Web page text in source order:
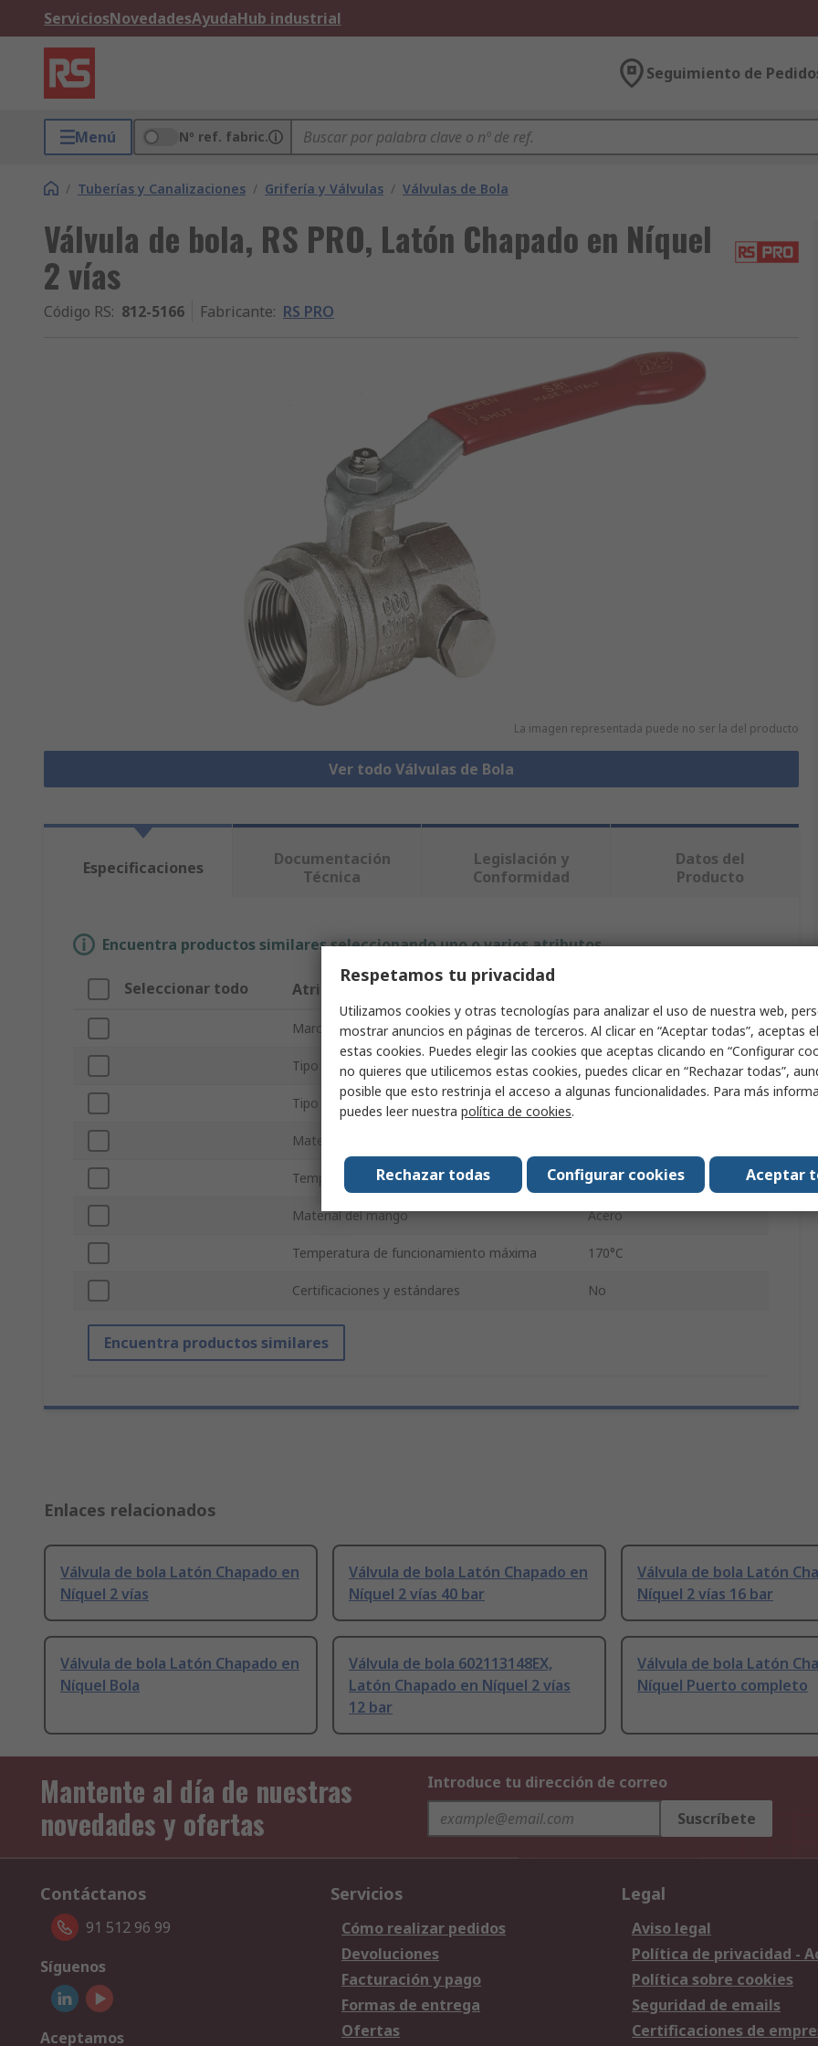
ServiciosNovedadesAyudaHub industrial
Seguimiento de
Menú Nº ref. fabric.
/ Tuberías y Canalizaciones / Grifería y Válvulas / Válvulas de Bola
Válvula de bola, RS PRO, Latón Chapado en Níquel
2 vías
Código RS: 812-5166 Fabricante: RS PRO
La imagen representada puede no ser la del producto
Ver todo Válvulas de Bola
Especificaciones
Documentación
Técnica
Legislación y
Conformidad
Datos del
Producto
Encuentra productos similares seleccionando uno o varios atributos.
Seleccionar todo Atributo
Marca RS PRO
Tipo de válvula 2 vías
Tipo de producto
Material del cuerpo
Temperatura de Funcionamiento Mínima -20°C
Material del mango Acero
Temperatura de funcionamiento máxima 170°C
Certificaciones y estándares No
Encuentra productos similares
Enlaces relacionados
Válvula de bola Latón Chapado en
Níquel 2 vías
Válvula de bola Latón Chapado en
Níquel 2 vías 40 bar
Válvula de bola Latón
Níquel 2 vías 16 bar
Válvula de bola Latón Chapado en
Níquel Bola
Válvula de bola 602113148EX,
Latón Chapado en Níquel 2 vías
12 bar
Válvula de bola Latón
Níquel Puerto completo
Mantente al día de nuestras
novedades y ofertas
Introduce tu dirección de correo
Suscríbete
Contáctanos
91 512 96 99
Síguenos
Aceptamos
Servicios
Cómo realizar pedidos
Devoluciones
Facturación y pago
Formas de entrega
Ofertas
Legal
Aviso legal
Política de privacidad -
Política sobre cookies
Seguridad de emails
Certificaciones de
Respetamos tu privacidad
Utilizamos cookies y otras tecnologías para analizar el uso de nuestra web,
mostrar anuncios en páginas de terceros. Al clicar en “Aceptar todas”, aceptas
estas cookies. Puedes elegir las cookies que aceptas clicando en “Configurar
no quieres que utilicemos estas cookies, puedes clicar en “Rechazar todas”,
posible que esto restrinja el acceso a algunas funcionalidades. Para más
puedes leer nuestra política de cookies.
Aceptar
Configurar cookies
Rechazar todas